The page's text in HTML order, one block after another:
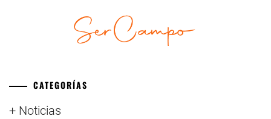
CATEGORÍAS
+ Noticias